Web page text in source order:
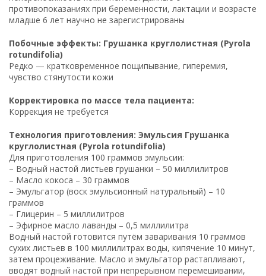
противопоказаниях при беременности, лактации и возрасте
младше 6 лет научно не зарегистрированы
Побочные эффекты: Грушанка круглолистная (Pyrola
rotundifolia)
Редко — кратковременное пощипывание, гиперемия,
чувство стянутости кожи
Корректировка по массе тела пациента:
Коррекция не требуется
Технология приготовления: Эмульсия Грушанка
круглолистная (Pyrola rotundifolia)
Для приготовления 100 граммов эмульсии:
– Водный настой листьев грушанки – 50 миллилитров
– Масло кокоса – 30 граммов
– Эмульгатор (воск эмульсионный натуральный) – 10
граммов
– Глицерин – 5 миллилитров
– Эфирное масло лаванды – 0,5 миллилитра
Водный настой готовится путём заваривания 10 граммов
сухих листьев в 100 миллилитрах воды, кипячение 10 минут,
затем процеживание. Масло и эмульгатор растапливают,
вводят водный настой при непрерывном перемешивании,